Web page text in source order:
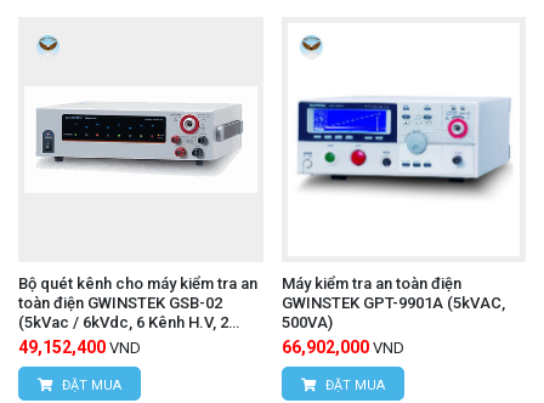
Bộ quét kênh cho máy kiểm tra an
toàn điện GWINSTEK GSB-02
(5kVac / 6kVdc, 6 Kênh H.V, 2
Kênh G.B)
49,152,400 VND
ĐẶT MUA
Máy kiểm tra an toàn điện
GWINSTEK GPT-9901A (5kVAC,
500VA)
66,902,000 VND
ĐẶT MUA